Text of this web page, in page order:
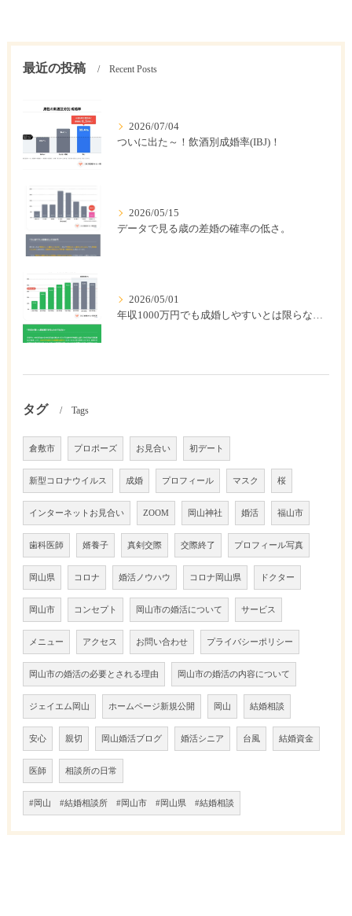
最近の投稿 Recent Posts
2026/07/04
ついに出た～！飲酒別成婚率(IBJ)！
2026/05/15
データで見る歳の差婚の確率の低さ。
2026/05/01
年収1000万円でも成婚しやすいとは限らない? 「年収帯別の成婚率」のリアル
タグ Tags
倉敷市 プロポーズ お見合い 初デート
新型コロナウイルス 成婚 プロフィール マスク 桜
インターネットお見合い ZOOM 岡山神社 婚活 福山市
歯科医師 婿養子 真剣交際 交際終了 プロフィール写真
岡山県 コロナ 婚活ノウハウ コロナ岡山県 ドクター
岡山市 コンセプト 岡山市の婚活について サービス
メニュー アクセス お問い合わせ プライバシーポリシー
岡山市の婚活の必要とされる理由 岡山市の婚活の内容について
ジェイエム岡山 ホームページ新規公開 岡山 結婚相談
安心 親切 岡山婚活ブログ 婚活シニア 台風 結婚資金
医師 相談所の日常
#岡山 #結婚相談所 #岡山市 #岡山県 #結婚相談